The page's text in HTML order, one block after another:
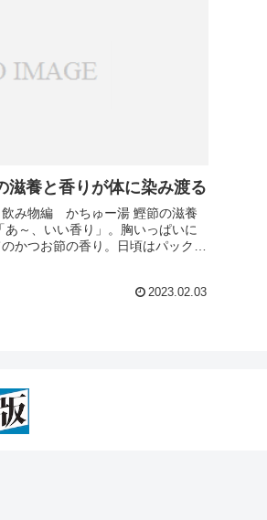
養と香りが体に染み渡る
み物編 かちゅー湯 鰹節の滋養
あ～、いい香り」。胸いっぱいに
かつお節の香り。日頃はパック入
2023.02.03